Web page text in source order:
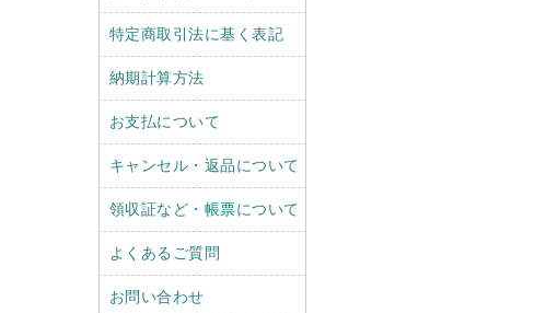
特定商取引法に基く表記
納期計算方法
お支払について
キャンセル・返品について
領収証など・帳票について
よくあるご質問
お問い合わせ